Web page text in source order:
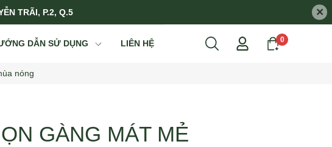
TRÃI, P.2, Q.5 ×
DẪN SỬ DỤNG LIÊN HỆ 0
nóng
GÀNG MÁT MẺ